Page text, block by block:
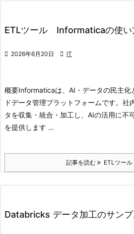
ETLツール Informaticaの使い
 2026年6月20日  IT
概要Informaticaは、AI・データの民主化
ドデータ管理プラットフォームです。 社
タを収集・統合・加工し、AIの活用に不
を提供します ...
記事を読む ETLツー
Databricks データ加工のサン